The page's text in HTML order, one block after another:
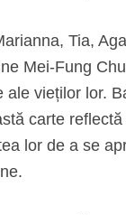
Tia,
Mei-Fung
ale vieților lor.
carte
lor de a se